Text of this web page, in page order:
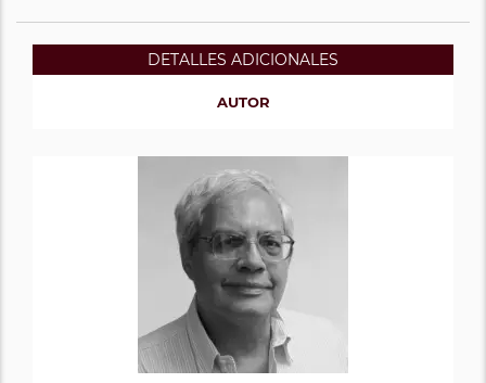
DETALLES ADICIONALES
AUTOR